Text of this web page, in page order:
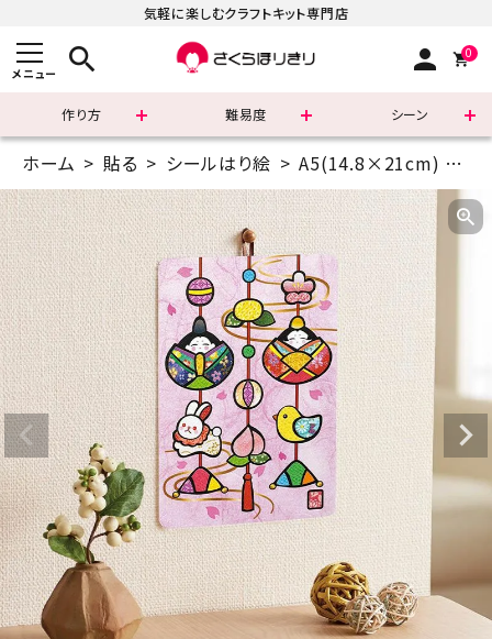
気軽に楽しむクラフトキット専門店
メニュー search person 0
作り方 難易度 シーン
まずはこちら
ショッピングガイド
よくあるご質問
すべての商品
新着商品
診断チャート
ジャンルで選ぶ
レビューを見る
コーポレートサイト
ホーム 貼る シールはり絵 A5(14.8×21cm)